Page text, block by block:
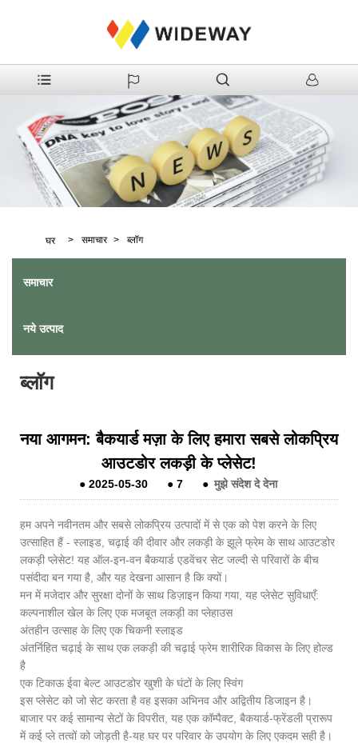
घर > समाचार > ब्लॉग
समाचार
नये उत्पाद
ब्लॉग
नया आगमन: बैकयार्ड मज़ा के लिए हमारा सबसे लोकप्रिय
आउटडोर लकड़ी के प्लेसेट!
● 2025-05-30 ● 7 ● मुझे संदेश दे देना
हम अपने नवीनतम और सबसे लोकप्रिय उत्पादों में से एक को पेश करने के लिए
उत्साहित हैं - स्लाइड, चढ़ाई की दीवार और लकड़ी के झूले फ्रेम के साथ आउटडोर
लकड़ी प्लेसेट! यह ऑल-इन-वन बैकयार्ड एडवेंचर सेट जल्दी से परिवारों के बीच
पसंदीदा बन गया है, और यह देखना आसान है कि क्यों।
मन में मजेदार और सुरक्षा दोनों के साथ डिज़ाइन किया गया, यह प्लेसेट सुविधाएँ:
कल्पनाशील खेल के लिए एक मजबूत लकड़ी का प्लेहाउस
अंतहीन उत्साह के लिए एक चिकनी स्लाइड
अंतर्निहित चढ़ाई के साथ एक लकड़ी की चढ़ाई फ्रेम शारीरिक विकास के लिए होल्ड
है
एक टिकाऊ ईवा बेल्ट आउटडोर खुशी के घंटों के लिए स्विंग
इस प्लेसेट को जो सेट करता है वह इसका अभिनव और अद्वितीय डिजाइन है।
बाजार पर कई सामान्य सेटों के विपरीत, यह एक कॉम्पैक्ट, बैकयार्ड-फ्रेंडली प्रारूप
में कई प्ले तत्वों को जोड़ती है-यह घर पर परिवार के उपयोग के लिए एकदम सही है।